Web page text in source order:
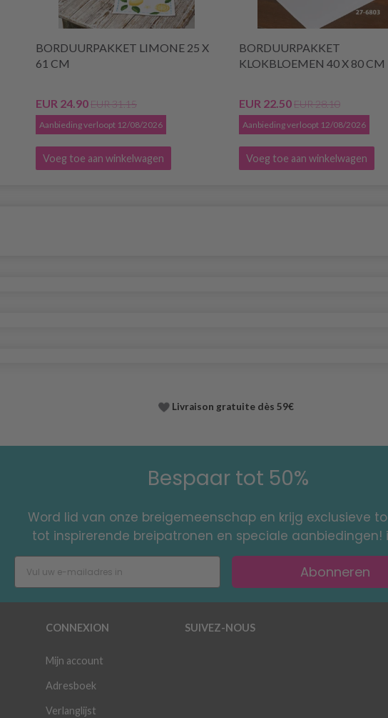
BORDUURPAKKET LIMONE 25 X
61 CM
EUR 24.90EUR 31.15
Aanbieding verloopt 12/08/2026
Voeg toe aan winkelwagen
BORDUURPAKKET
KLOKBLOEMEN 40 X 80 CM
EUR 22.50EUR 28.10
Aanbieding verloopt 12/08/2026
Voeg toe aan winkelwagen
Livraison gratuite dès 59€
Bespaar tot 50%
Word lid van onze breigemeenschap en krijg exclusieve
tot inspirerende breipatronen en speciale aanbiedingen!
Abonneren
CONNEXION
Mijn account
Adresboek
Verlanglijst
SUIVEZ-NOUS